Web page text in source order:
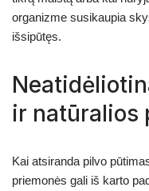
organizme susikaupia
išsipūtęs.
ir natūralios
Kai atsiranda pilvo
priemonės gali iš karto